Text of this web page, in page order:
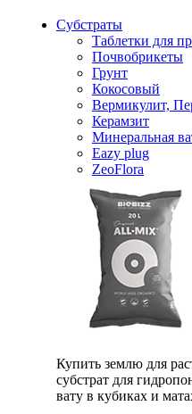
Субстраты
Таблетки для
Почвобрикеты
Грунт
Кокосовый
Вермикулит,
Керамзит
Минеральная
Eazy plug
ZeoFlora
Купить землю для
субстрат для
вату в кубиках и